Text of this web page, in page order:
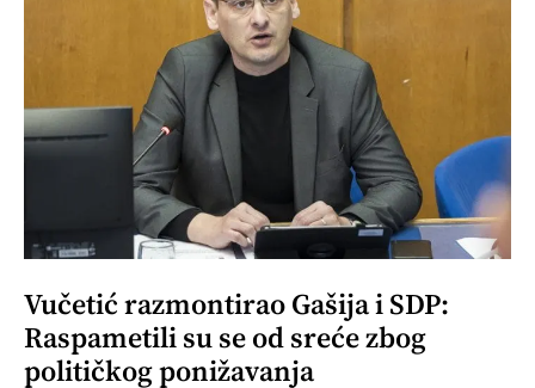
Vučetić razmontirao Gašija i SDP:
Raspametili su se od sreće zbog
političkog ponižavanja